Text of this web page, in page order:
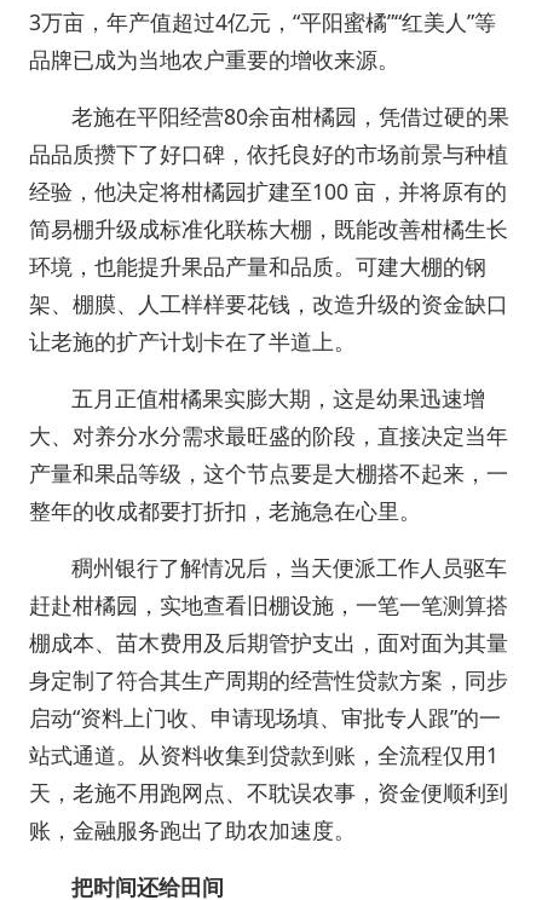
3万亩，年产值超过4亿元，“平阳蜜橘”“红美人”等
品牌已成为当地农户重要的增收来源。
老施在平阳经营80余亩柑橘园，凭借过硬的果
品品质攒下了好口碑，依托良好的市场前景与种植
经验，他决定将柑橘园扩建至100 亩，并将原有的
简易棚升级成标准化联栋大棚，既能改善柑橘生长
环境，也能提升果品产量和品质。可建大棚的钢
架、棚膜、人工样样要花钱，改造升级的资金缺口
让老施的扩产计划卡在了半道上。
五月正值柑橘果实膨大期，这是幼果迅速增
大、对养分水分需求最旺盛的阶段，直接决定当年
产量和果品等级，这个节点要是大棚搭不起来，一
整年的收成都要打折扣，老施急在心里。
稠州银行了解情况后，当天便派工作人员驱车
赶赴柑橘园，实地查看旧棚设施，一笔一笔测算搭
棚成本、苗木费用及后期管护支出，面对面为其量
身定制了符合其生产周期的经营性贷款方案，同步
启动“资料上门收、申请现场填、审批专人跟”的一
站式通道。从资料收集到贷款到账，全流程仅用1
天，老施不用跑网点、不耽误农事，资金便顺利到
账，金融服务跑出了助农加速度。
把时间还给田间